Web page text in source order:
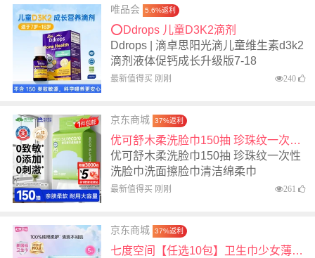
唯品会 5.6%返利
⭕Ddrops 儿童D3K2滴剂
Ddrops | 滴卓思阳光滴儿童维生素d3k2
滴剂液体促钙成长升级版7-18
最新值得买 刚刚 240
京东商城 37%返利
优可舒木柔洗脸巾150抽 珍珠纹一次性洗脸巾洗面擦脸巾清洁绵柔巾
优可舒木柔洗脸巾150抽 珍珠纹一次性
洗脸巾洗面擦脸巾清洁绵柔巾
最新值得买 刚刚 261
京东商城 37%返利
七度空间【任选10包】卫生巾少女薄纯棉卫生巾日用夜用组 少女275mm5片